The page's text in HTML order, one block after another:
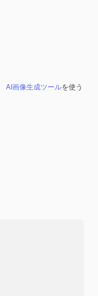
AI画像生成ツールを使う